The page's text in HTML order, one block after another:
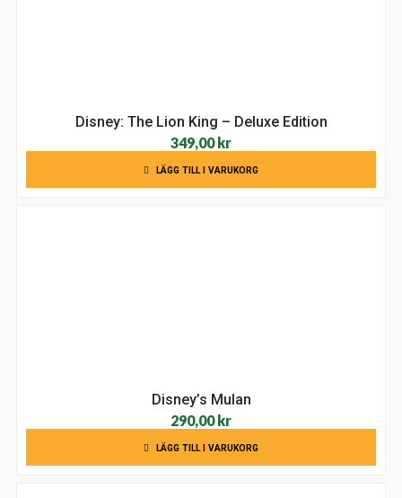
Disney: The Lion King – Deluxe Edition
349,00kr
LÄGG TILL I VARUKORG
Disney’s Mulan
290,00kr
LÄGG TILL I VARUKORG